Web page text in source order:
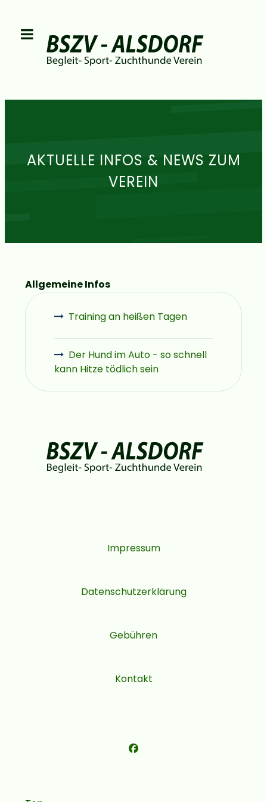
AKTUELLE INFOS & NEWS ZUM
VEREIN
Allgemeine Infos
Training an heißen Tagen
Der Hund im Auto - so schnell
kann Hitze tödlich sein
Impressum
Datenschutzerklärung
Gebühren
Kontakt